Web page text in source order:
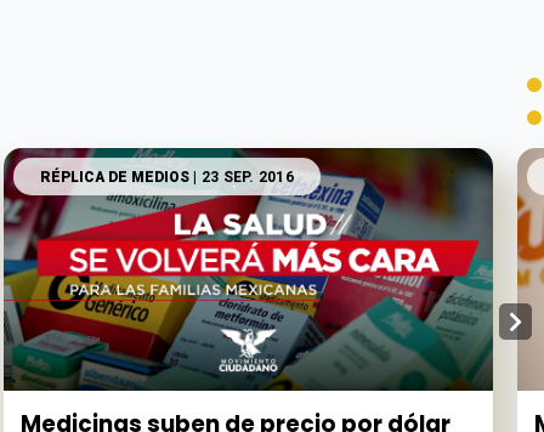
RÉPLICA DE MEDIOS | 23 SEP. 2016
Medicinas suben de precio por dólar